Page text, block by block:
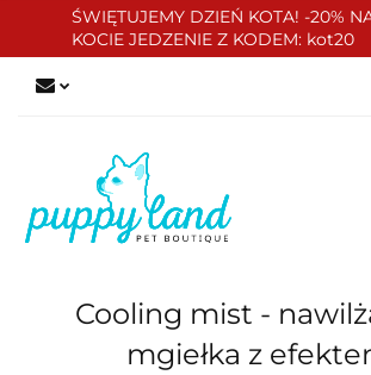
ŚWIĘTUJEMY DZIEŃ KOTA! -20%
KOCIE JEDZENIE Z KODEM: kot20
Cooling mist -
mgiełka z